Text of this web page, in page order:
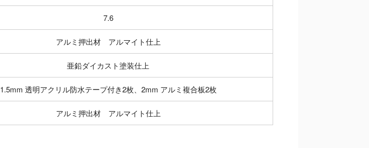
7.6
アルミ押出材 アルマイト仕上
亜鉛ダイカスト塗装仕上
1.5mm 透明アクリル防水テープ付き2枚、2mm アルミ複合板2枚
アルミ押出材 アルマイト仕上